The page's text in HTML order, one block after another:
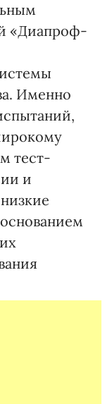
«Диапроф-
Именно
тест-
и